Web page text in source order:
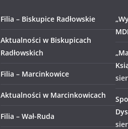
Filia – Biskupice Radłowskie
Aktualności w Biskupicach
Radłowskich
Filia – Marcinkowice
Aktualności w Marcinkowicach
Filia – Wał-Ruda